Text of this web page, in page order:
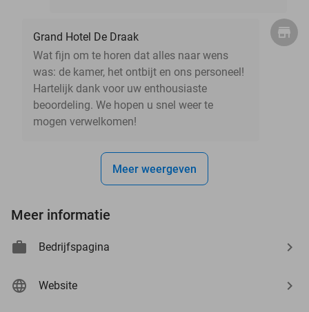
Grand Hotel De Draak
Wat fijn om te horen dat alles naar wens
was: de kamer, het ontbijt en ons personeel!
Hartelijk dank voor uw enthousiaste
beoordeling. We hopen u snel weer te
mogen verwelkomen!
Meer weergeven
Meer informatie
Bedrijfspagina
Website